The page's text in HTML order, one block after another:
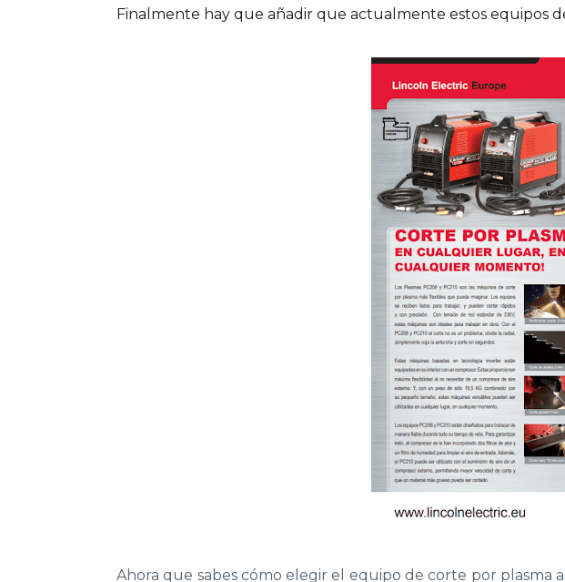
Finalmente hay que añadir que actualmente estos equipos
Ahora que sabes cómo elegir el equipo de corte por